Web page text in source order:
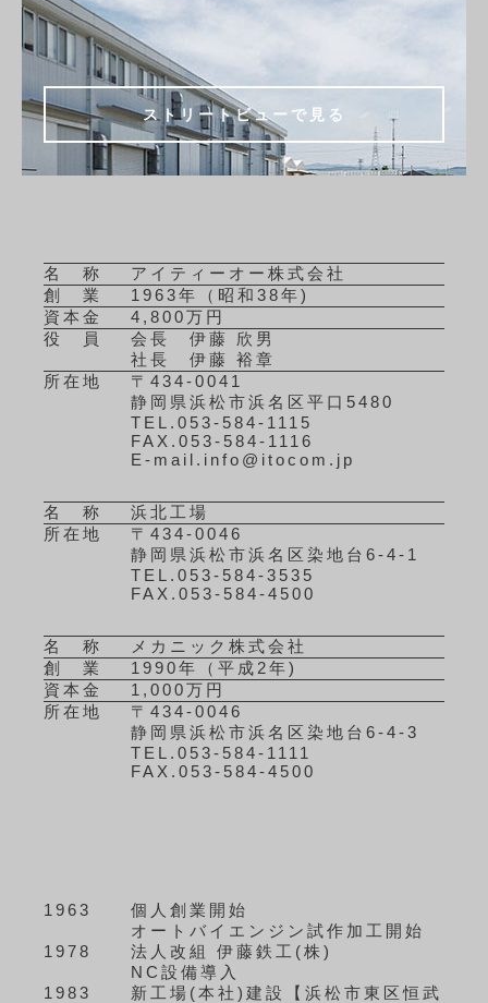
ストリートビューで見る
名 称
アイティーオー株式会社
創 業
1963年（昭和38年)
資本金
4,800万円
役 員
会長 伊藤 欣男
社長 伊藤 裕章
所在地
〒434-0041
静岡県浜松市浜名区平口5480
TEL.053-584-1115
FAX.053-584-1116
E-mail.info@itocom.jp
名 称
浜北工場
所在地
〒434-0046
静岡県浜松市浜名区染地台6-4-1
TEL.053-584-3535
FAX.053-584-4500
名 称
メカニック株式会社
創 業
1990年（平成2年)
資本金
1,000万円
所在地
〒434-0046
静岡県浜松市浜名区染地台6-4-3
TEL.053-584-1111
FAX.053-584-4500
1963
個人創業開始
オートバイエンジン試作加工開始
1978
法人改組 伊藤鉄工(株)
NC設備導入
1983
新工場(本社)建設【浜松市東区恒武